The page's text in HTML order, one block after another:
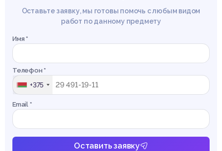
Оставьте заявку, мы готовы помочь с любым видом
работ по данному предмету
Имя *
Телефон *
+375
Email *
Оставить заявку